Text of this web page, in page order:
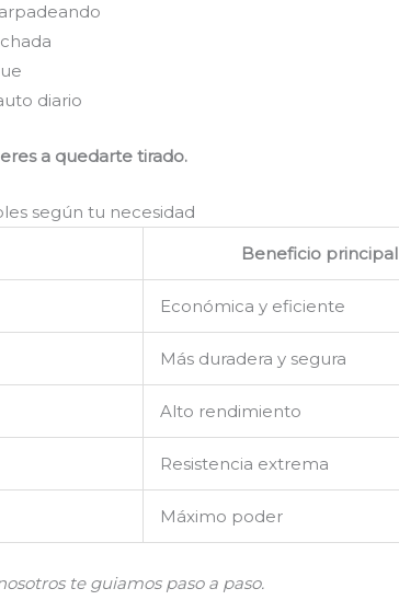
diario
a quedarte tirado.
según tu necesidad
Beneficio principal
Económica y eficiente
Más duradera y segura
Alto rendimiento
Resistencia extrema
Máximo poder
te guiamos paso a paso.